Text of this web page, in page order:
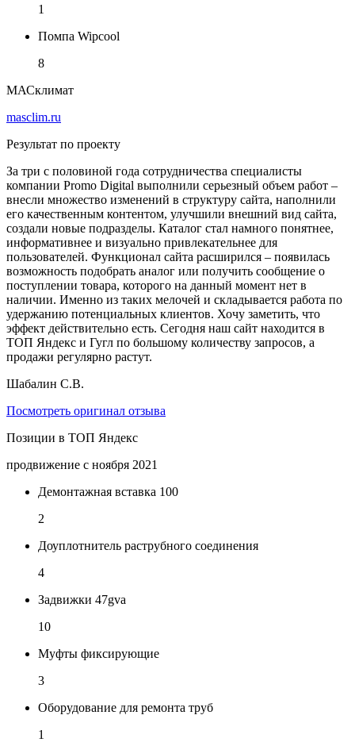
1
Помпа Wipcool
8
МАСклимат
masclim.ru
Результат по проекту
За три с половиной года сотрудничества специалисты
компании Promo Digital выполнили серьезный объем работ –
внесли множество изменений в структуру сайта, наполнили
его качественным контентом, улучшили внешний вид сайта,
создали новые подразделы. Каталог стал намного понятнее,
информативнее и визуально привлекательнее для
пользователей. Функционал сайта расширился – появилась
возможность подобрать аналог или получить сообщение о
поступлении товара, которого на данный момент нет в
наличии. Именно из таких мелочей и складывается работа по
удержанию потенциальных клиентов. Хочу заметить, что
эффект действительно есть. Сегодня наш сайт находится в
ТОП Яндекс и Гугл по большому количеству запросов, а
продажи регулярно растут.
Шабалин С.В.
Посмотреть оригинал отзыва
Позиции в ТОП Яндекс
продвижение с ноября 2021
Демонтажная вставка 100
2
Доуплотнитель раструбного соединения
4
Задвижки 47gva
10
Муфты фиксирующие
3
Оборудование для ремонта труб
1